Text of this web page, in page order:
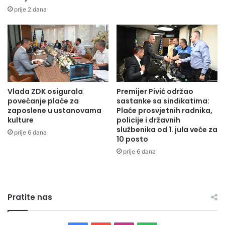
“
A
P
U
T
U
S
L
O
B
O
D
A
N
a
D
a
n
p
o
l
i
c
i
j
prije 2 dana
Vlada ZDK osigurala
povećanje plaće za
zaposlene u ustanovama
kulture
prije 6 dana
Premijer Pivić održao
sastanke sa sindikatima:
Plaće prosvjetnih radnika,
policije i državnih
službenika od 1. jula veće za
10 posto
prije 6 dana
Pratite nas